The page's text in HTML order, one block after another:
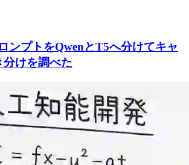
ンプトをQwenとT5へ分けてキャ
分けを調べた